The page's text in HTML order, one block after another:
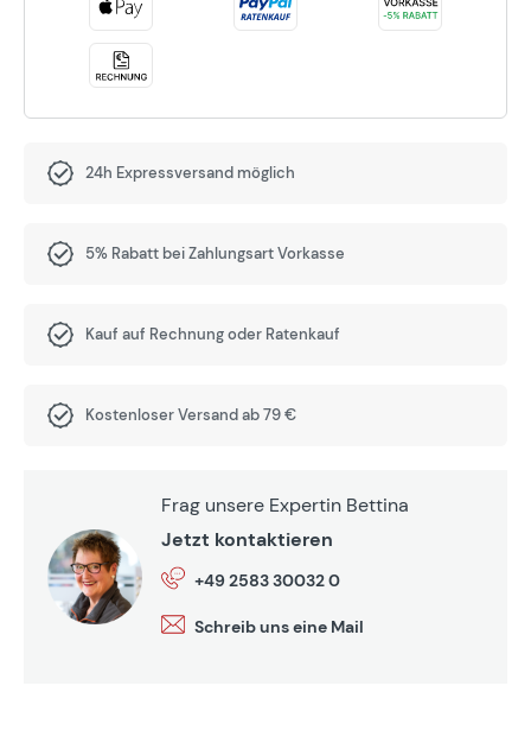
24h Expressversand möglich
5% Rabatt bei Zahlungsart Vorkasse
Kauf auf Rechnung oder Ratenkauf
Kostenloser Versand ab 79 €
Frag unsere Expertin Bettina
Jetzt kontaktieren
+49 2583 30032 0
Schreib uns eine Mail